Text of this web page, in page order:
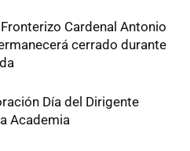
Cardenal Antonio
cerrado durante
Día del Dirigente
Academia